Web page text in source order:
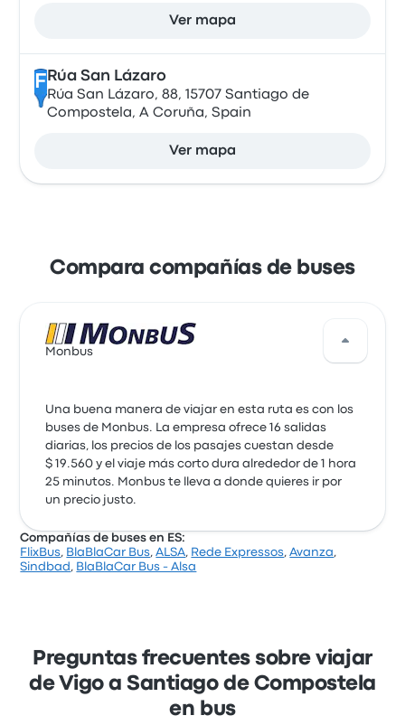
Ver mapa
F Rúa San Lázaro
Rúa San Lázaro, 88, 15707 Santiago de
Compostela, A Coruña, Spain
Ver mapa
Compara compañías de buses
Monbus
Una buena manera de viajar en esta ruta es con los
buses de Monbus. La empresa ofrece 16 salidas
diarias, los precios de los pasajes cuestan desde
$ 19.560 y el viaje más corto dura alrededor de 1 hora
25 minutos. Monbus te lleva a donde quieres ir por
un precio justo.
Compañías de buses en ES:
FlixBus, BlaBlaCar Bus,ALSA, Rede Expressos,Avanza,
Sindbad , BlaBlaCar Bus - Alsa
Preguntas frecuentes sobre viajar
de Vigo a Santiago de Compostela
en bus